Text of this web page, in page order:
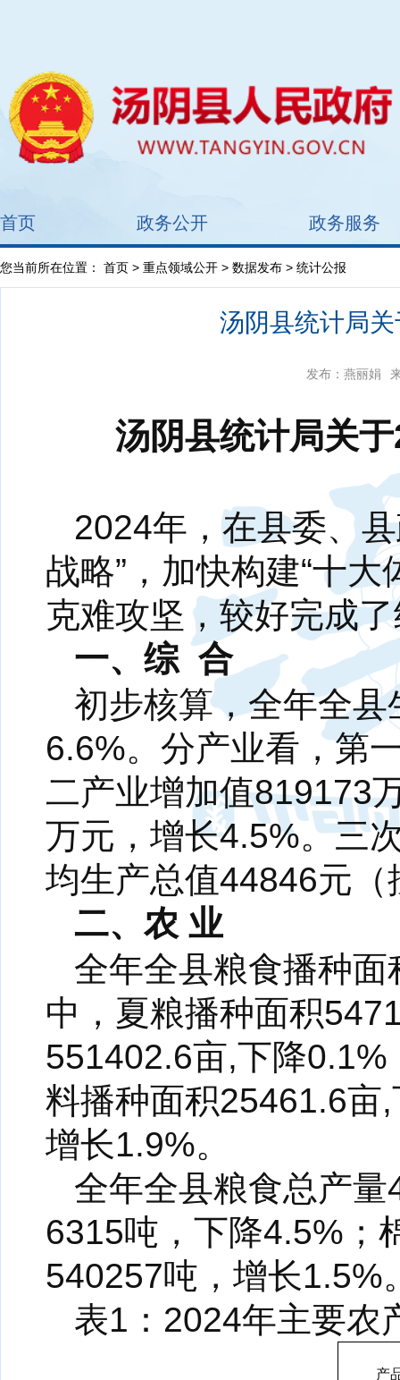
首页 政务公开 政务服务
您当前所在位置： 首页 > 重点领域公开 > 数据发布 > 统计公报
汤阴县统计局
发布：燕丽娟
汤阴县统计局关
2024年，在县委、
战略”，加快构建“十大
克难攻坚，较好完成
一、综 合
初步核算，全年全
6.6%。分产业看，第
二产业增加值819173
万元，增长4.5%。三
均生产总值44846元
二、农 业
全年全县粮食播种
中，夏粮播种面积
551402.6亩,下降
料播种面积25461.6亩
增长1.9%。
全年全县粮食总产
6315吨，下降4.5%；
540257吨，增长1.5%
表1：2024年主要农
产